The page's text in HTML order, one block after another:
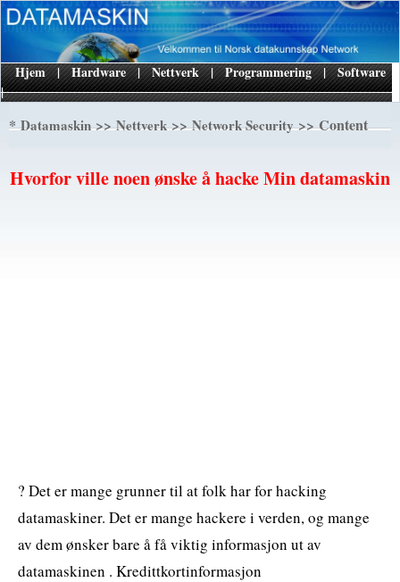
|
Hjem | Hardware | Nettverk | Programmering | Software
*Datamaskin>>Nettverk>>Network Security>> Content
Hvorfor ville noen ønske å hacke Min datamaskin
? Det er mange grunner til at folk har for hacking
datamaskiner. Det er mange hackere i verden, og mange
av dem ønsker bare å få viktig informasjon ut av
datamaskinen . Kredittkortinformasjon